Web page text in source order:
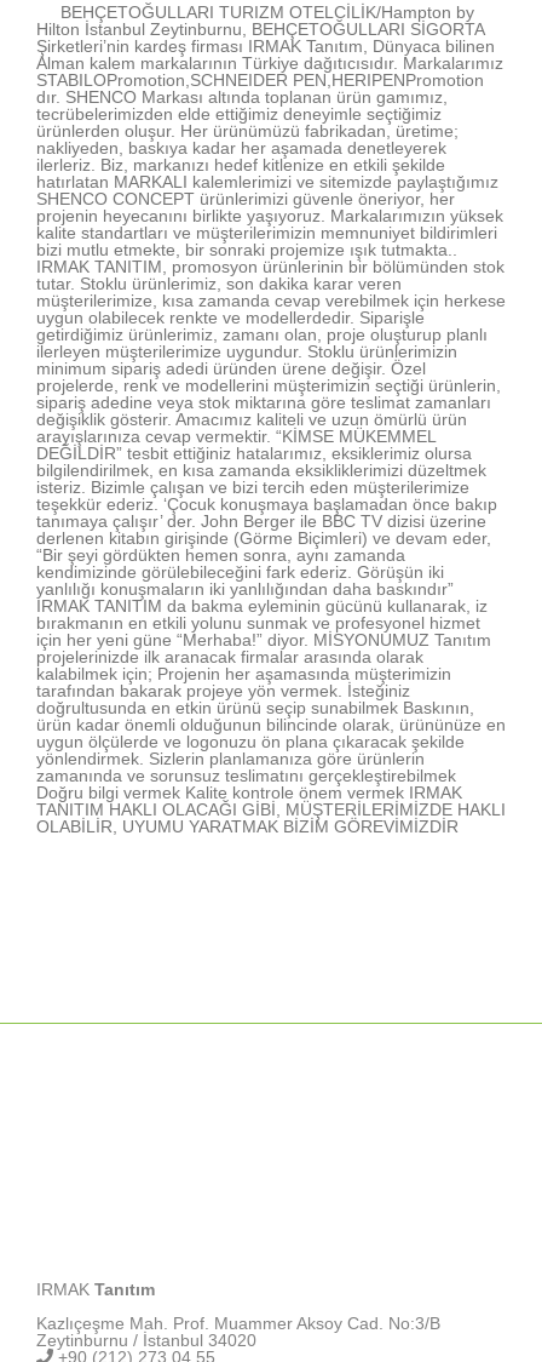
BEHÇETOĞULLARI TURIZM OTELCİLİK/Hampton by
Hilton İstanbul Zeytinburnu, BEHÇETOĞULLARI SİGORTA
Şirketleri’nin kardeş firması IRMAK Tanıtım, Dünyaca bilinen
Alman kalem markalarının Türkiye dağıtıcısıdır. Markalarımız
STABILOPromotion,SCHNEIDER PEN,HERIPENPromotion
dır. SHENCO Markası altında toplanan ürün gamımız,
tecrübelerimizden elde ettiğimiz deneyimle seçtiğimiz
ürünlerden oluşur. Her ürünümüzü fabrikadan, üretime;
nakliyeden, baskıya kadar her aşamada denetleyerek
ilerleriz. Biz, markanızı hedef kitlenize en etkili şekilde
hatırlatan MARKALI kalemlerimizi ve sitemizde paylaştığımız
SHENCO CONCEPT ürünlerimizi güvenle öneriyor, her
projenin heyecanını birlikte yaşıyoruz. Markalarımızın yüksek
kalite standartları ve müşterilerimizin memnuniyet bildirimleri
bizi mutlu etmekte, bir sonraki projemize ışık tutmakta..
IRMAK TANITIM, promosyon ürünlerinin bir bölümünden stok
tutar. Stoklu ürünlerimiz, son dakika karar veren
müşterilerimize, kısa zamanda cevap verebilmek için herkese
uygun olabilecek renkte ve modellerdedir. Siparişle
getirdiğimiz ürünlerimiz, zamanı olan, proje oluşturup planlı
ilerleyen müşterilerimize uygundur. Stoklu ürünlerimizin
minimum sipariş adedi üründen ürene değişir. Özel
projelerde, renk ve modellerini müşterimizin seçtiği ürünlerin,
sipariş adedine veya stok miktarına göre teslimat zamanları
değişiklik gösterir. Amacımız kaliteli ve uzun ömürlü ürün
arayışlarınıza cevap vermektir. “KİMSE MÜKEMMEL
DEĞİLDİR” tesbit ettiğiniz hatalarımız, eksiklerimiz olursa
bilgilendirilmek, en kısa zamanda eksikliklerimizi düzeltmek
isteriz. Bizimle çalışan ve bizi tercih eden müşterilerimize
teşekkür ederiz. ‘Çocuk konuşmaya başlamadan önce bakıp
tanımaya çalışır’ der. John Berger ile BBC TV dizisi üzerine
derlenen kitabın girişinde (Görme Biçimleri) ve devam eder,
“Bir şeyi gördükten hemen sonra, aynı zamanda
kendimizinde görülebileceğini fark ederiz. Görüşün iki
yanlılığı konuşmaların iki yanlılığından daha baskındır”
IRMAK TANITIM da bakma eyleminin gücünü kullanarak, iz
bırakmanın en etkili yolunu sunmak ve profesyonel hizmet
için her yeni güne “Merhaba!” diyor. MİSYONUMUZ Tanıtım
projelerinizde ilk aranacak firmalar arasında olarak
kalabilmek için; Projenin her aşamasında müşterimizin
tarafından bakarak projeye yön vermek. İsteğiniz
doğrultusunda en etkin ürünü seçip sunabilmek Baskının,
ürün kadar önemli olduğunun bilincinde olarak, ürününüze en
uygun ölçülerde ve logonuzu ön plana çıkaracak şekilde
yönlendirmek. Sizlerin planlamanıza göre ürünlerin
zamanında ve sorunsuz teslimatını gerçekleştirebilmek
Doğru bilgi vermek Kalite kontrole önem vermek IRMAK
TANITIM HAKLI OLACAĞI GİBİ, MÜŞTERİLERİMİZDE HAKLI
OLABİLİR, UYUMU YARATMAK BİZİM GÖREVİMİZDİR
IRMAK Tanıtım
Kazlıçeşme Mah. Prof. Muammer Aksoy Cad. No:3/B
Zeytinburnu / İstanbul 34020
+90 (212) 273 04 55